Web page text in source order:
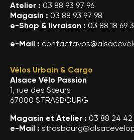
Atelier : 03 88 93 97 96
Magasin : 03 88 93 97 98
e-Shop & livraison : 03 88 18 69
e-Mail :
Vélos Urbain & Cargo
Alsace Vélo Passion
1, rue des Sœurs
67000 STRASBOURG
Magasin et Atelier : 03 88 24 42
e-Mail :